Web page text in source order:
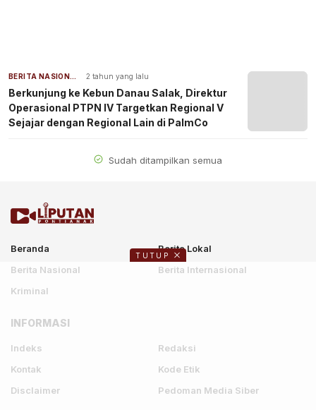
BERITA NASIONAL 2 tahun yang lalu
Berkunjung ke Kebun Danau Salak, Direktur
Operasional PTPN IV Targetkan Regional V
Sejajar dengan Regional Lain di PalmCo
Sudah ditampilkan semua
Beranda
Berita Lokal
Berita Nasional
Berita Internasional
Kriminal
INFORMASI
Indeks
Redaksi
Kontak
Kode Etik
Disclaimer
Pedoman Media Siber
TUTUP